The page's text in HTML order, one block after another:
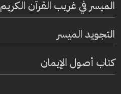
الميسر في غريب القرآن الكريم
التجويد الميسر
كتاب أصول الإيمان